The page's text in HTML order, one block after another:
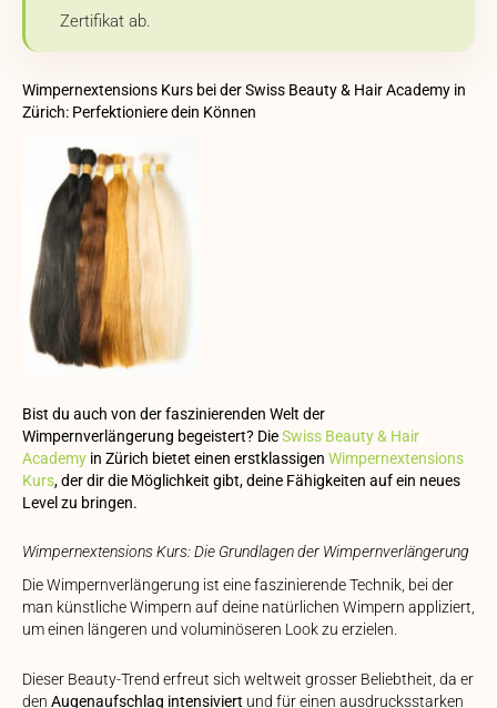
Zertifikat ab.
Wimpernextensions Kurs bei der Swiss Beauty & Hair Academy in
Zürich: Perfektioniere dein Können
Bist du auch von der faszinierenden Welt der
Wimpernverlängerung begeistert? DieSwiss Beauty & Hair
Academy in Zürich bietet einen erstklassigen Wimpernextensions
Kurs, der dir die Möglichkeit gibt, deine Fähigkeiten auf ein neues
Level zu bringen.
Wimpernextensions Kurs: Die Grundlagen der Wimpernverlängerung
Die Wimpernverlängerung ist eine faszinierende Technik, bei der
man künstliche Wimpern auf deine natürlichen Wimpern appliziert,
um einen längeren und voluminöseren Look zu erzielen.
Dieser Beauty-Trend erfreut sich weltweit grosser Beliebtheit, da er
den Augenaufschlag intensiviert und für einen ausdrucksstarken